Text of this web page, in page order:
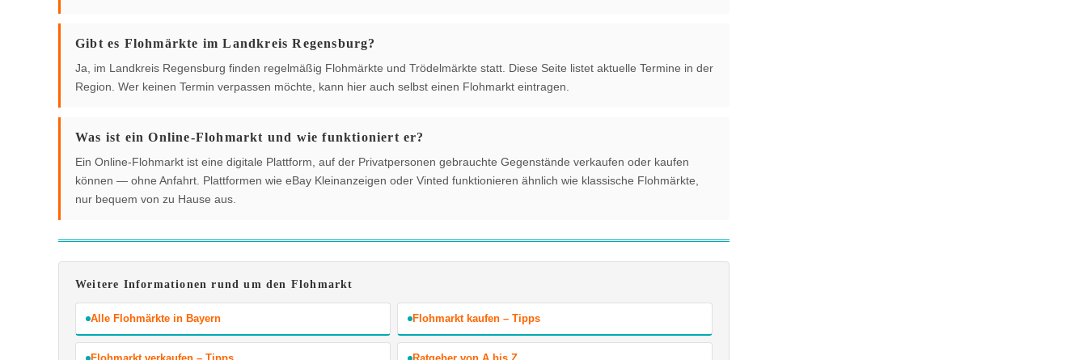
Gibt es Flohmärkte im Landkreis Regensburg?
Ja, im Landkreis Regensburg finden regelmäßig Flohmärkte und Trödelmärkte statt. Diese Seite listet aktuelle Termine in der
Region. Wer keinen Termin verpassen möchte, kann hier auch selbst einen Flohmarkt eintragen.
Was ist ein Online-Flohmarkt und wie funktioniert er?
Ein Online-Flohmarkt ist eine digitale Plattform, auf der Privatpersonen gebrauchte Gegenstände verkaufen oder kaufen
können — ohne Anfahrt. Plattformen wie eBay Kleinanzeigen oder Vinted funktionieren ähnlich wie klassische Flohmärkte,
nur bequem von zu Hause aus.
Weitere Informationen rund um den Flohmarkt
Alle Flohmärkte in Bayern Flohmarkt kaufen – Tipps